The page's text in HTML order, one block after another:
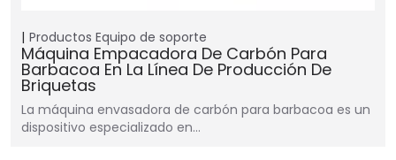
Productos Equipo de soporte
Máquina Empacadora De Carbón Para
Barbacoa En La Línea De Producción De
Briquetas
La máquina envasadora de carbón para barbacoa es un
dispositivo especializado en…